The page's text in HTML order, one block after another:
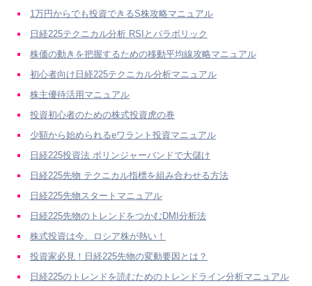
1万円からでも投資できるS株攻略マニュアル
日経225テクニカル分析 RSIとパラボリック
株価の動きを把握するための移動平均線攻略マニュアル
初心者向け日経225テクニカル分析マニュアル
株主優待活用マニュアル
投資初心者のための株式投資虎の巻
少額から始められるeワラント投資マニュアル
日経225投資法 ボリンジャーバンドで大儲け
日経225先物 テクニカル指標を組み合わせる方法
日経225先物スタートマニュアル
日経225先物のトレンドをつかむDMI分析法
株式投資は今、ロシア株が熱い！
投資家必見！日経225先物の変動要因とは？
日経225のトレンドを読むためのトレンドライン分析マニュアル